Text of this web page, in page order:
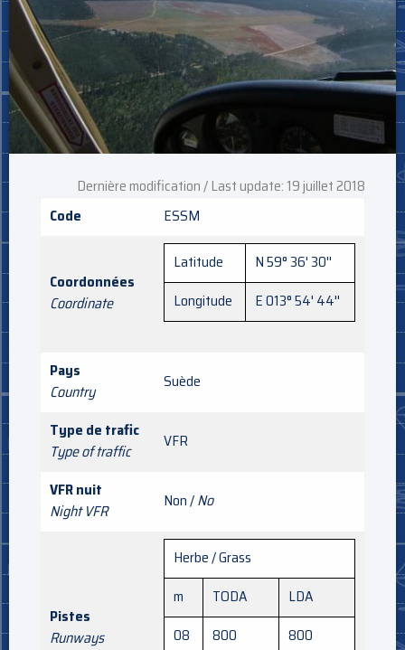
Dernière modification / Last update: 19 juillet 2018
Code
ESSM
Coordonnées
Coordinate
Latitude
N 59° 36' 30''
Longitude
E 013° 54' 44''
Pays
Country
Suède
Type de trafic
Type of traffic
VFR
VFR nuit
Night VFR
Non /No
Pistes
Runways
Herbe / Grass
m
TODA
LDA
08
800
800